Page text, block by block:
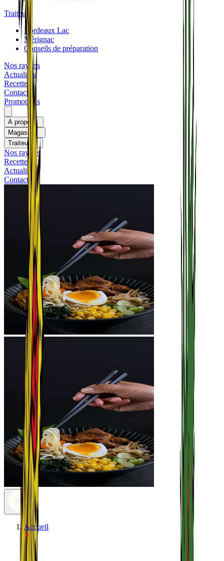
Traiteurs
Bordeaux Lac
Mérignac
Conseils de préparation
Nos rayons
Actualités
Recettes
Contact
Promotions
A propos
Magasins
Traiteurs
Nos rayons
Recettes
Actualités
Contact
Accueil